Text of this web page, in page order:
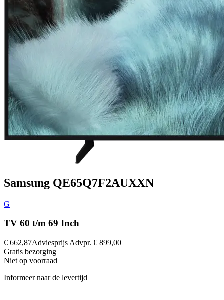
Samsung QE65Q7F2AUXXN
G
TV 60 t/m 69 Inch
€ 662,87Adviesprijs Advpr. € 899,00
Gratis bezorging
Niet op voorraad
Informeer naar de levertijd